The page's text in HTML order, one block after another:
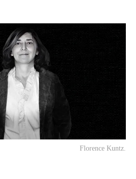
Florence Kuntz.